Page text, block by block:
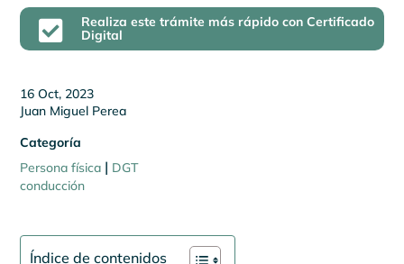

Realiza este trámite más rápido con Certificado
Digital
16 Oct, 2023
Juan Miguel Perea
Categoría
Persona física | DGT
conducción
Índice de contenidos